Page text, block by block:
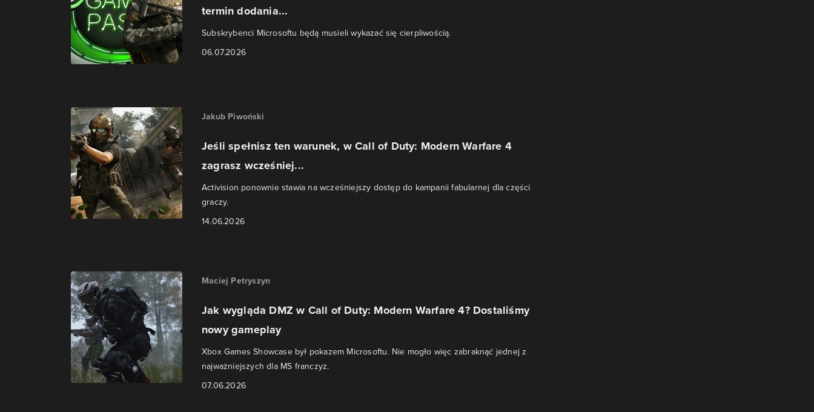
termin dodania...
Subskrybenci Microsoftu będą musieli wykazać się cierpliwością.
06.07.2026
Jakub Piwoński
Jeśli spełnisz ten warunek, w Call of Duty: Modern Warfare 4
zagrasz wcześniej...
Activision ponownie stawia na wcześniejszy dostęp do kampanii fabularnej dla części
graczy.
14.06.2026
Maciej Petryszyn
Jak wygląda DMZ w Call of Duty: Modern Warfare 4? Dostaliśmy
nowy gameplay
Xbox Games Showcase był pokazem Microsoftu. Nie mogło więc zabraknąć jednej z
najważniejszych dla MS franczyz.
07.06.2026